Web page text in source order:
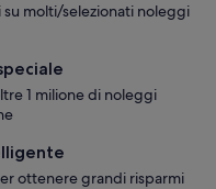
su molti/selezionati noleggi
1 milione di noleggi
ottenere grandi risparmi